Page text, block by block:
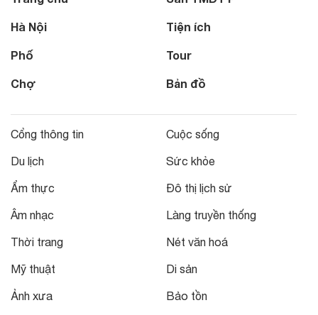
Hà Nội
Phố
Chợ
Tiện ích
Tour
Bản đồ
Cổng thông tin
Du lịch
Ẩm thực
Âm nhạc
Thời trang
Mỹ thuật
Ảnh xưa
Cuộc sống
Sức khỏe
Đô thị lịch sử
Làng truyền thống
Nét văn hoá
Di sản
Bảo tồn